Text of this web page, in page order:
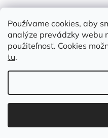
Používame cookies, aby
analýze prevádzky webu
použiteľnosť. Cookies
tu.